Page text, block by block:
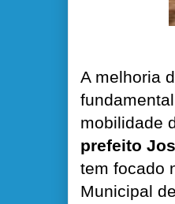
A melhoria
mobilidade
prefeito
tem focado
Municipal